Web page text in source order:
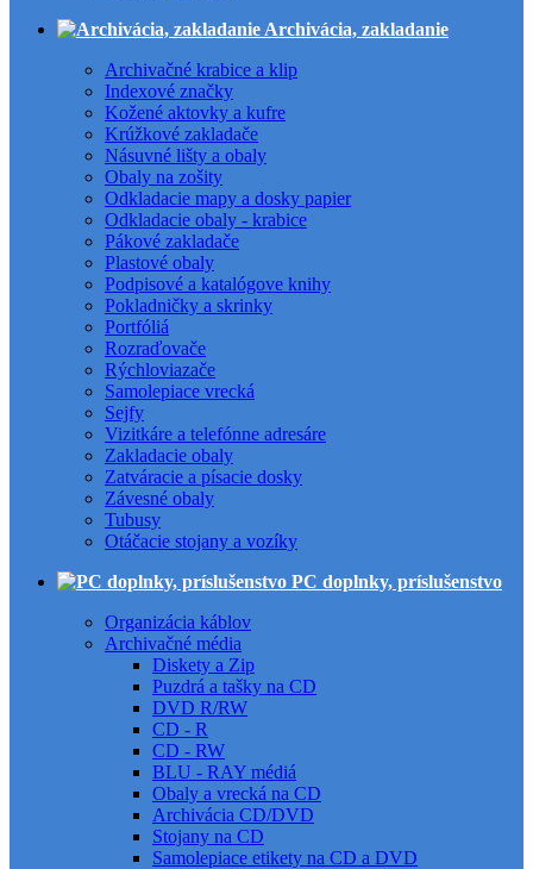
Archivácia, zakladanie
Archivačné krabice a klip
Indexové značky
Kožené aktovky a kufre
Krúžkové zakladače
Násuvné lišty a obaly
Obaly na zošity
Odkladacie mapy a dosky papier
Odkladacie obaly - krabice
Pákové zakladače
Plastové obaly
Podpisové a katalógove knihy
Pokladničky a skrinky
Portfóliá
Rozraďovače
Rýchloviazače
Samolepiace vrecká
Sejfy
Vizitkáre a telefónne adresáre
Zakladacie obaly
Zatváracie a písacie dosky
Závesné obaly
Tubusy
Otáčacie stojany a vozíky
PC doplnky, príslušenstvo
Organizácia káblov
Archivačné média
Diskety a Zip
Puzdrá a tašky na CD
DVD R/RW
CD - R
CD - RW
BLU - RAY médiá
Obaly a vrecká na CD
Archivácia CD/DVD
Stojany na CD
Samolepiace etikety na CD a DVD